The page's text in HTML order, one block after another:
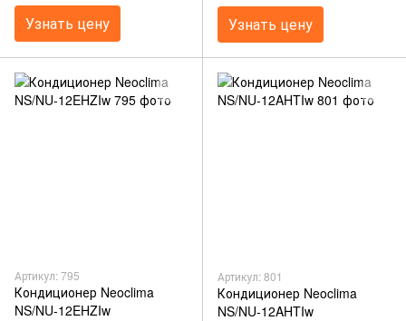
Узнать цену Узнать цену
Артикул: 795
Кондиционер Neoclima
NS/NU-12EHZIw
Артикул: 801
Кондиционер Neoclima
NS/NU-12AHTIw